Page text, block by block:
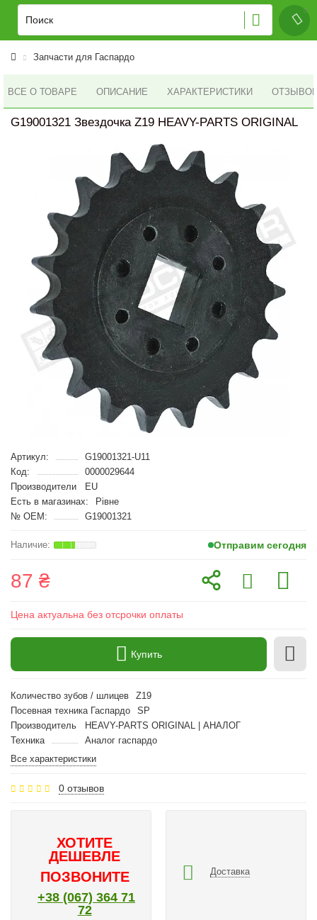
Запчасти для Гаспардо
ВСЕ О ТОВАРЕ ОПИСАНИЕ ХАРАКТЕРИСТИКИ ОТЗЫВОВ
G19001321 Звездочка Z19 HEAVY-PARTS ORIGINAL
Артикул:
G19001321-U11
Код:
0000029644
Производители
EU
Есть в магазинах:
Рівне
№ OEM:
G19001321
Отправим сегодня
87 ₴
Цена актуальна без отсрочки оплаты
Купить
Количество зубов / шлицев
Z19
Посевная техника Гаспардо
SP
Производитель
HEAVY-PARTS ORIGINAL | АНАЛОГ
Техника
Аналог гаспардо
Все характеристики
0 отзывов
ХОТИТЕ
ДЕШЕВЛЕ
ПОЗВОНИТЕ
+38 (067) 364 71
72
Доставка